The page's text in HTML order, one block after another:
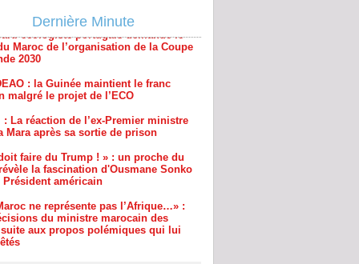
Dernière Minute
: la Guinée maintient le franc
malgré le projet de l’ECO
: La réaction de l’ex-Premier ministre
Mara après sa sortie de prison
faire du Trump ! » : un proche du
la fascination d'Ousmane Sonko
américain
ne représente pas l’Afrique…» :
du ministre marocain des
aux propos polémiques qui lui
: Le Sénat enquête sur une agence
fictive financée par l'État